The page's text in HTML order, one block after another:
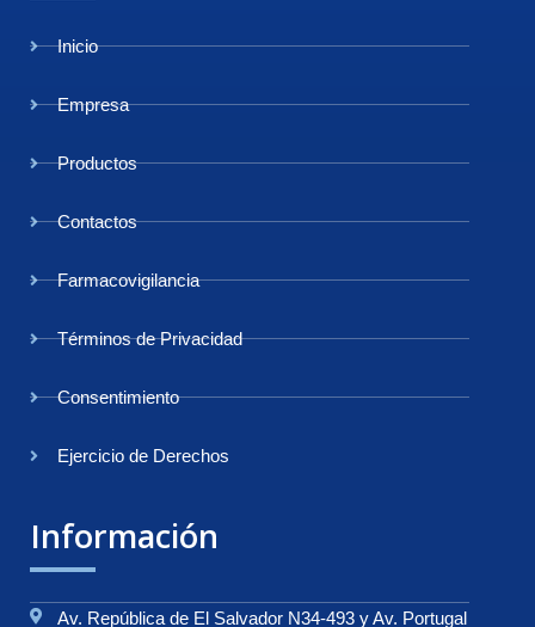
Inicio
Empresa
Productos
Contactos
Farmacovigilancia
Términos de Privacidad
Consentimiento
Ejercicio de Derechos
Información
Av. República de El Salvador N34-493 y Av. Portugal